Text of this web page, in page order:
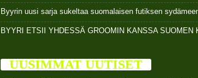
Byyrin uusi sarja sukeltaa suomalaisen futiksen
BYYRI ETSII YHDESSÄ GROOMIN KANSSA
UUSIMMAT UUTISET